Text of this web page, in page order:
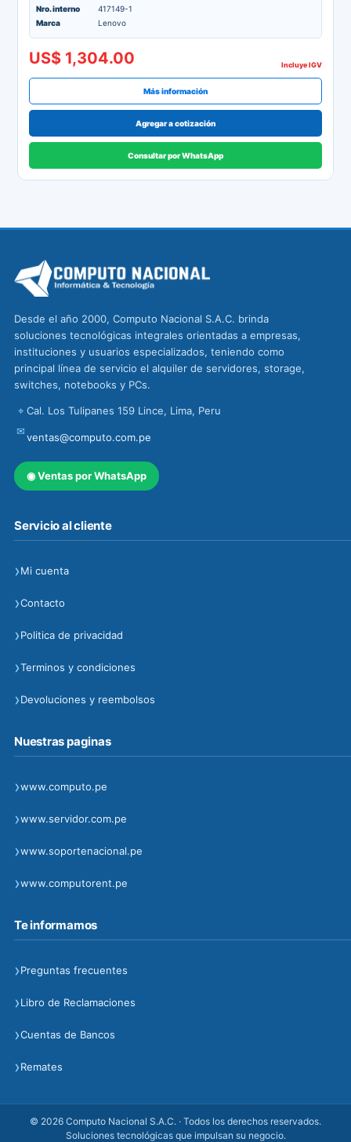
Nro. interno
417149-1
Marca
Lenovo
US$ 1,304.00 Incluye IGV
Más información
Agregar a cotización
Consultar por WhatsApp
Desde el año 2000, Computo Nacional S.A.C. brinda
soluciones tecnológicas integrales orientadas a empresas,
instituciones y usuarios especializados, teniendo como
principal línea de servicio el alquiler de servidores, storage,
switches, notebooks y PCs.
⌖ Cal. Los Tulipanes 159 Lince, Lima, Peru
✉ventas@computo.com.pe
◉Ventas por WhatsApp
Servicio al cliente
›Mi cuenta
›Contacto
›Politica de privacidad
›Terminos y condiciones
›Devoluciones y reembolsos
Nuestras paginas
›www.computo.pe
›www.servidor.com.pe
›www.soportenacional.pe
›www.computorent.pe
Te informamos
›Preguntas frecuentes
›Libro de Reclamaciones
›Cuentas de Bancos
›Remates
© 2026 Computo Nacional S.A.C. · Todos los derechos reservados.
Soluciones tecnológicas que impulsan su negocio.